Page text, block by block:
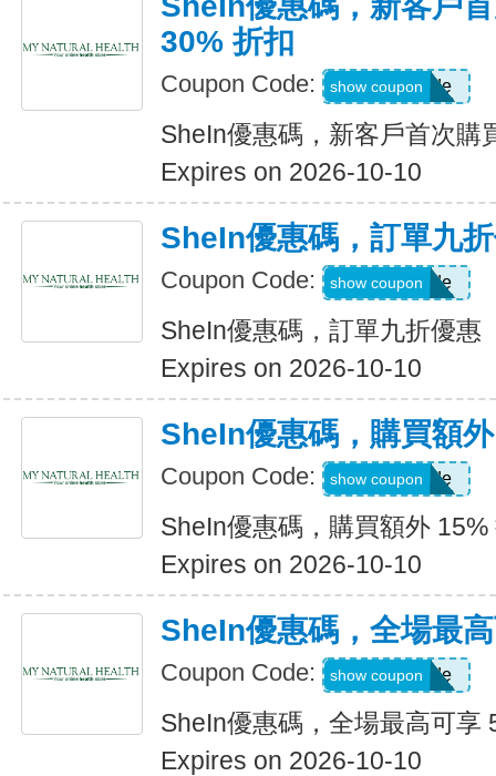
30% 折扣
Coupon Code: Show Code
show coupon
SheIn優惠碼，新客戶首次購
Expires on 2026-10-10
SheIn優惠碼，訂單九
Coupon Code: Show Code
show coupon
SheIn優惠碼，訂單九折優惠
Expires on 2026-10-10
SheIn優惠碼，購買額
Coupon Code: Show Code
show coupon
SheIn優惠碼，購買額外 15%
Expires on 2026-10-10
SheIn優惠碼，全場最
Coupon Code: Show Code
show coupon
SheIn優惠碼，全場最高可享
Expires on 2026-10-10